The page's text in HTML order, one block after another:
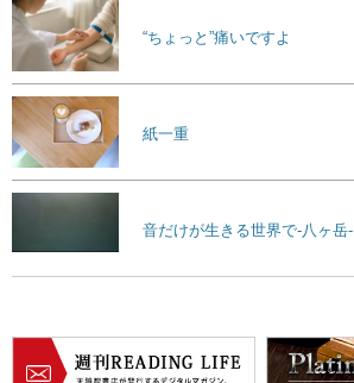
“ちょっと”痛いですよ
紙一重
音だけが生きる世界で-八ヶ岳-